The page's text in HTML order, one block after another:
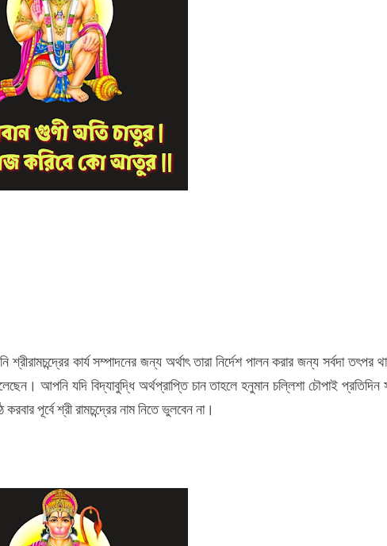
কার্য সম্পাদনের জন্য অর্থাৎ তারা নির্দেশ পালন করার জন্য সর্বদা তৎপর
আপনি যদি বিদ্যাবুদ্ধি অর্থপ্রাপ্তি চান তাহলে হনুমান চল্লিশা চৌপাই প্রতিদিন
পূর্বে শ্রী রামচন্দ্রের নাম নিতে ভুলবেন না।